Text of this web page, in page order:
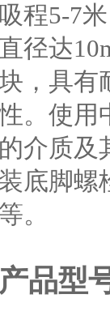
吸程5-7
直径达
，具有
。 使用
的介质及
装底脚螺
等。
产品型